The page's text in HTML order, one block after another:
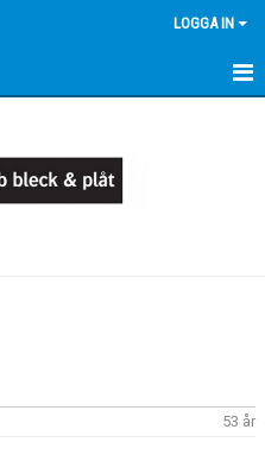
LOGGA IN
53 år